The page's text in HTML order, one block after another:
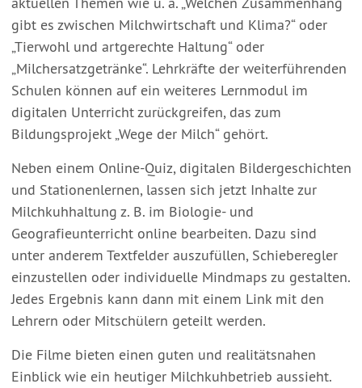
gibt es zwischen Milchwirtschaft und Klima?“ oder
„Tierwohl und artgerechte Haltung“ oder
„Milchersatzgetränke“. Lehrkräfte der weiterführenden
Schulen können auf ein weiteres Lernmodul im
digitalen Unterricht zurückgreifen, das zum
Bildungsprojekt „Wege der Milch“ gehört.
Neben einem Online-Quiz, digitalen Bildergeschichten
und Stationenlernen, lassen sich jetzt Inhalte zur
Milchkuhhaltung z. B. im Biologie- und
Geografieunterricht online bearbeiten. Dazu sind
unter anderem Textfelder auszufüllen, Schieberegler
einzustellen oder individuelle Mindmaps zu gestalten.
Jedes Ergebnis kann dann mit einem Link mit den
Lehrern oder Mitschülern geteilt werden.
Die Filme bieten einen guten und realitätsnahen
Einblick wie ein heutiger Milchkuhbetrieb aussieht.